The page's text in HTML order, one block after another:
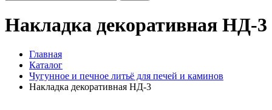
Накладка декоративная НД-3
Главная
Каталог
Чугунное и печное литьё для печей и каминов
Накладка декоративная НД-3